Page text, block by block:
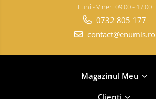
Luni - Vineri 09:00 - 17:00
0732 805 177
contact@enumis.ro
Magazinul Meu